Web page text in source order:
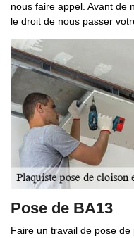
nous faire appel. Avant de
le droit de nous passer
Pose de BA13
Faire un travail de pose